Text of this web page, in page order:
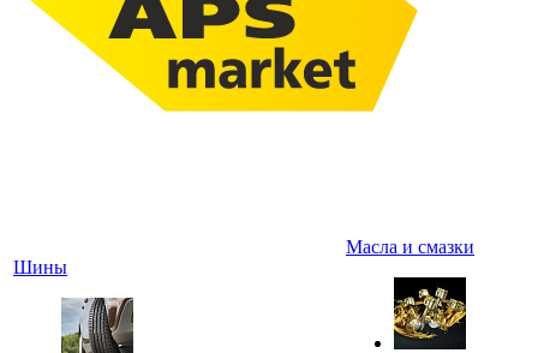
Шины
Масла и смазки